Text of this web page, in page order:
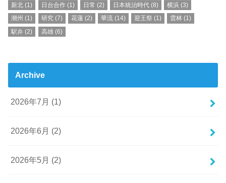
新北 (1) 日台合作 (1) 日常 (2) 日本統治時代 (8) 横浜 (3)
潮州 (1) 研究(7) 花蓮(2) 華流 (14) 迎王祭 (1) 雲林 (1)
駅弁 (2) 高雄(6)
Archive
2026年7月 (1)
2026年6月 (2)
2026年5月 (2)